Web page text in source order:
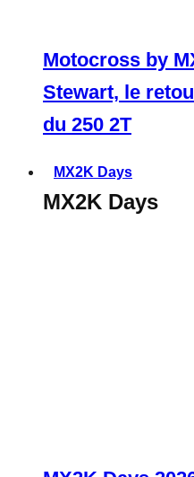
Motocross by
Stewart, le
du 250 2T
MX2K Days
MX2K Days